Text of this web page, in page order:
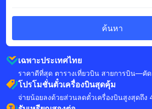
ค้นหา
เฉพาะประเทศไทย
ราคาดีที่สุด ตารางเที่ยวบิน สายการบิน—คั
โปรโมชั่นตั๋วเครื่องบินสุดคุ้ม
จ่ายน้อยลงด้วยส่วนลดตั๋วเครื่องบินสูงสุดถึง